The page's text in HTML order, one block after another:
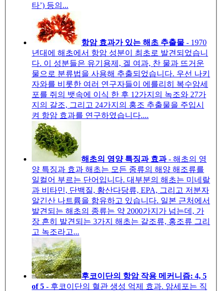
타’) 등의...
항암 효과가 있는 해초 추출물 - 1970
년대에 해초에서 항암 성분이 최초로 발견되었습니
다. 이 성분들은 유기용제, 겔 여과, 찬 물과 뜨거운
물으로 분류법을 사용해 추출되었습니다. 우선 나키
자와를 비롯한 여러 연구자들이 에를리히 복수암세
포를 쥐의 뱃속에 이식 한 후 12가지의 녹조와 27가
지의 갈조, 그리고 24가지의 홍조 추출물을 주입시
켜 항암 효과를 연구하였습니다....
해초의 영양 특징과 효과- 해초의 영
양 특징과 효과 해초는 모든 종류의 해양 해조류를
일컬어 부르는 단어입니다. 대부분의 해초는 미네랄
과 비타민, 단백질, 황산다당류, EPA, 그리고 저분자
알긴산 나트륨을 함유하고 있습니다. 일본 근처에서
발견되는 해초의 종류는 약 2000가지가 넘는데, 가
장 흔히 발견되는 3가지 해초는 갈조류, 홍조류 그리
고 녹조라고...
후코이단의 항암 작용 메커니즘: 4, 5
of 5 - 후코이단의 혈관 생성 억제 효과. 암세포는 직